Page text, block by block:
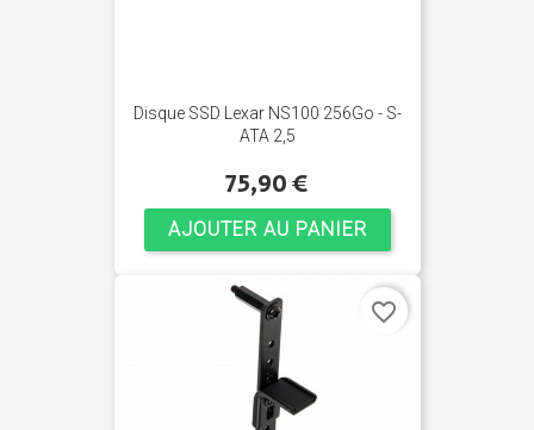
Disque SSD Lexar NS100 256Go - S-
ATA 2,5
75,90 €
AJOUTER AU PANIER
favorite_border